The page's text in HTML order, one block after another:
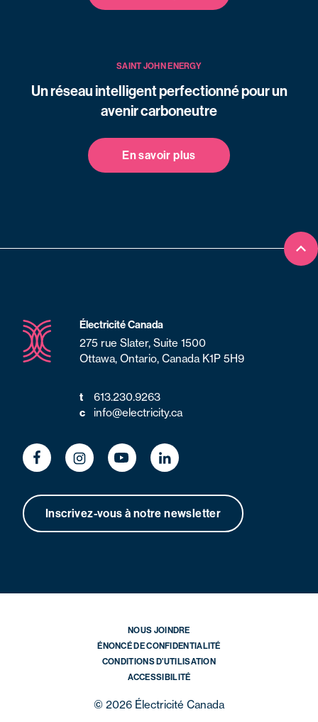
SAINT JOHN ENERGY
Un réseau intelligent perfectionné pour un
avenir carboneutre
En savoir plus
Électricité Canada
275 rue Slater, Suite 1500
Ottawa, Ontario, Canada K1P 5H9
t
613.230.9263
c
info@electricity.ca
Inscrivez-vous à notre newsletter
NOUS JOINDRE
ÉNONCÉ DE CONFIDENTIALITÉ
CONDITIONS D’UTILISATION
ACCESSIBILITÉ
© 2026 Électricité Canada